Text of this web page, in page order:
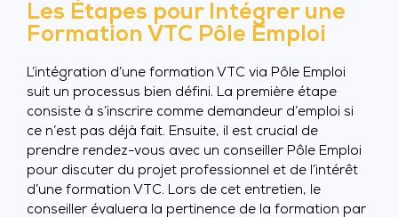
Les Étapes pour Intégrer une
Formation VTC Pôle Emploi
L’intégration d’une formation VTC via Pôle Emploi
suit un processus bien défini. La première étape
consiste à s’inscrire comme demandeur d’emploi si
ce n’est pas déjà fait. Ensuite, il est crucial de
prendre rendez-vous avec un conseiller Pôle Emploi
pour discuter du projet professionnel et de l’intérêt
d’une formation VTC. Lors de cet entretien, le
conseiller évaluera la pertinence de la formation par